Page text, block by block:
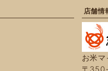
店舗情
お米
〒